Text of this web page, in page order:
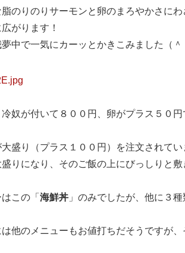
のりのりサーモンと卵のまろやかさに
がります！
中で一気にカーッとかきこみました（＾
奴が付いて８００円、卵がプラス５０
盛り（プラス１００円）を注文されて
りになり、そのご飯の上にびっしりと
この「 海鮮丼 」のみでしたが、他に３
他のメニューもお値打ちだそうですが